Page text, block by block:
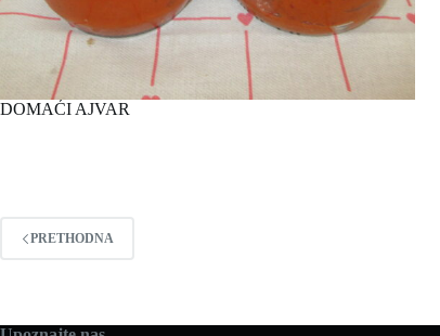
DOMAĆI AJVAR
PRETHODNA